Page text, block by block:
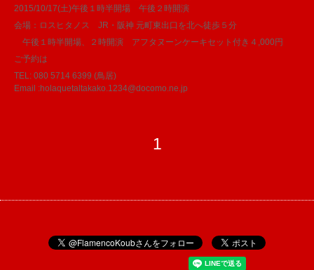
2015/10/17(土)午後１時半開場 午後２時開演
会場：ロスヒタノス JR・阪神 元町東出口を北へ徒歩５分
午後１時半開場、２時開演 アフタヌーンケーキセット付き４,000円
ご予約は
TEL: 080 5714 6399 (鳥居)
Email :holaquetaltakako.1234@docomo.ne.jp
1